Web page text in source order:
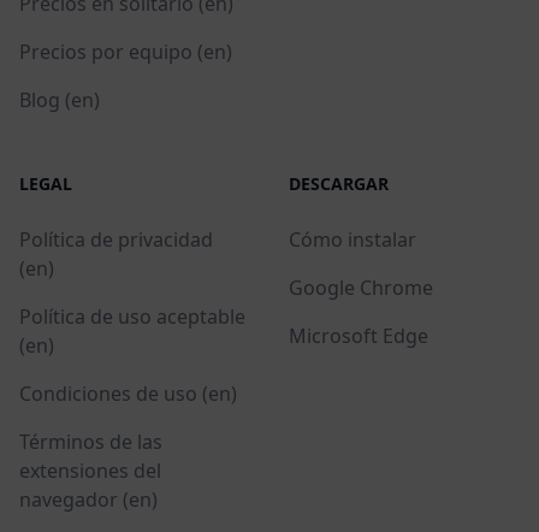
Precios por equipo (en)
Blog (en)
LEGAL
Política de privacidad
(en)
Política de uso aceptable
(en)
Condiciones de uso (en)
Términos de las
extensiones del
navegador (en)
DESCARGAR
Cómo instalar
Google Chrome
Microsoft Edge